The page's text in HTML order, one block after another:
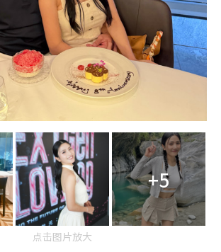
+5
点击图片放大